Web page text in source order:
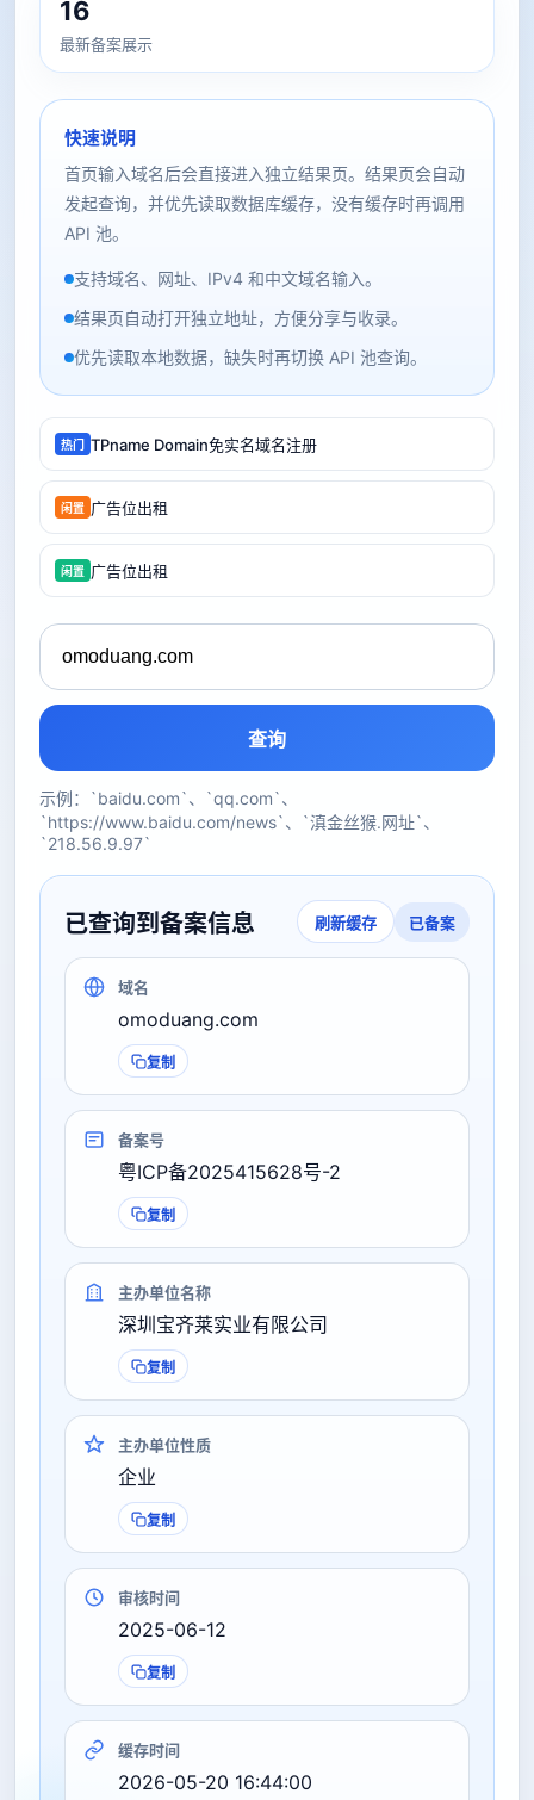
16
最新备案展示
快速说明
首页输入域名后会直接进入独立结果页。结果页会自动
发起查询，并优先读取数据库缓存，没有缓存时再调用
API 池。
支持域名、网址、IPv4 和中文域名输入。
结果页自动打开独立地址，方便分享与收录。
优先读取本地数据，缺失时再切换 API 池查询。
热门 TPname Domain免实名域名注册
闲置 广告位出租
闲置 广告位出租
查询
示例：`baidu.com`、`qq.com`、
`https://www.baidu.com/news`、`滇金丝猴.网址`、
`218.56.9.97`
已查询到备案信息 刷新缓存 已备案
域名
omoduang.com
复制
备案号
粤ICP备2025415628号-2
复制
主办单位名称
深圳宝齐莱实业有限公司
复制
主办单位性质
企业
复制
审核时间
2025-06-12
复制
缓存时间
2026-05-20 16:44:00